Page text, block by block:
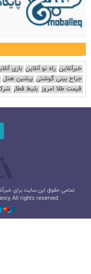
خبرآنلاین راه نو آنلاین بازی
جراح بینی گوشتی پرشین هتل
قیمت طلا امروز بلیط قطار
تمامی حقوق این سایت برای
All rights reserved